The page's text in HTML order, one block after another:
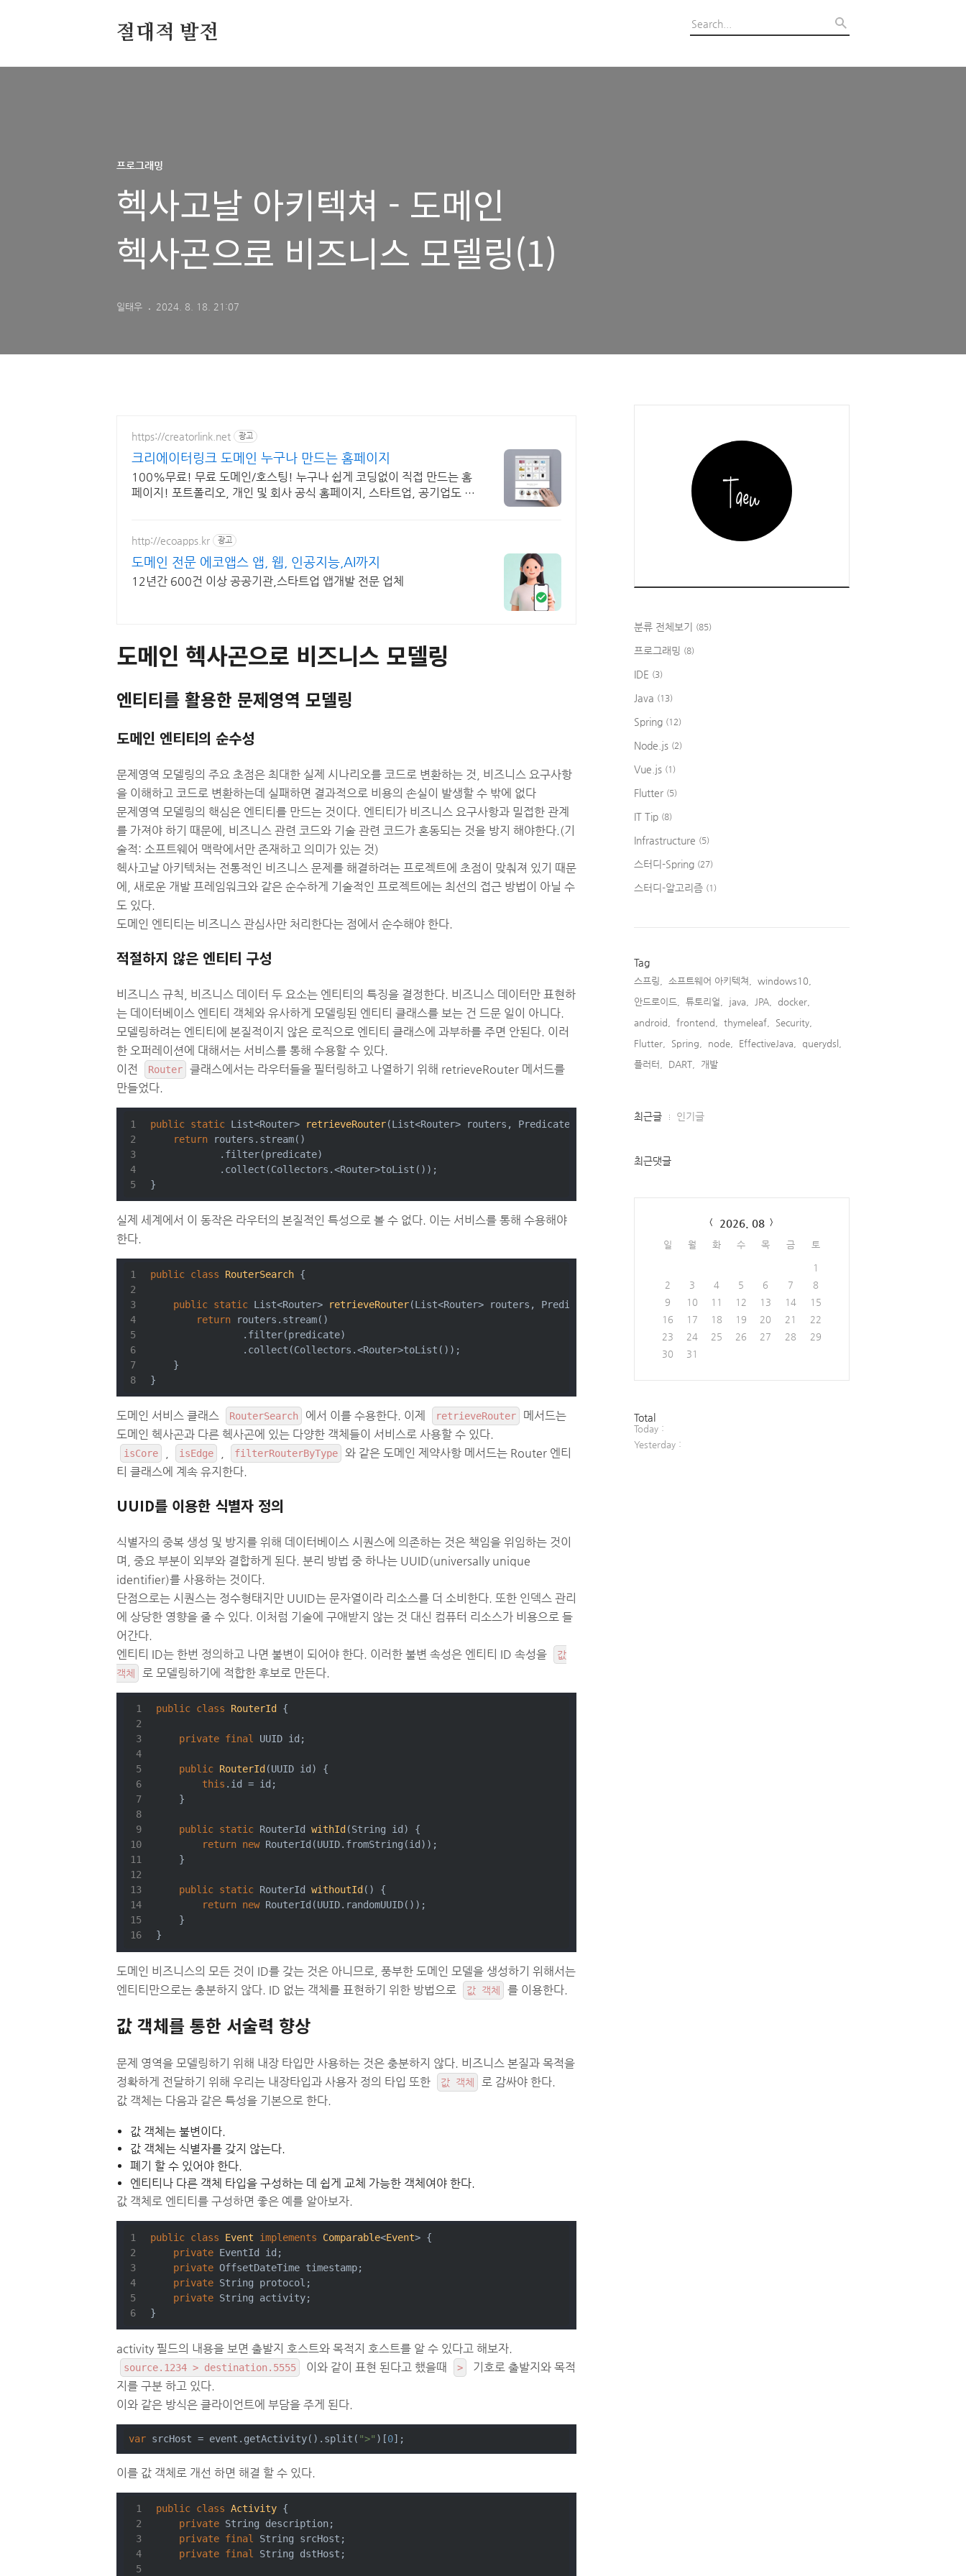
절대적 발전
프로그래밍
헥사고날 아키텍쳐 - 도메인
헥사곤으로 비즈니스 모델링(1)
일태우 2024. 8. 18. 21:07
https://creatorlink.net 광고
크리에이터링크 도메인 누구나 만드는 홈페이지
100%무료! 무료 도메인/호스팅! 누구나 쉽게 코딩없이 직접 만드는 홈
페이지! 포트폴리오, 개인 및 회사 공식 홈페이지, 스타트업, 공기업도 크
http://ecoapps.kr 광고
도메인 전문 에코앱스 앱, 웹, 인공지능,AI까지
12년간 600건 이상 공공기관,스타트업 앱개발 전문 업체
도메인 헥사곤으로 비즈니스 모델링
엔티티를 활용한 문제영역 모델링
도메인 엔티티의 순수성
문제영역 모델링의 주요 초점은 최대한 실제 시나리오를 코드로 변환하는 것, 비즈니스 요구사항
을 이해하고 코드로 변환하는데 실패하면 결과적으로 비용의 손실이 발생할 수 밖에 없다
문제영역 모델링의 핵심은 엔티티를 만드는 것이다. 엔티티가 비즈니스 요구사항과 밀접한 관계
를 가져야 하기 때문에, 비즈니스 관련 코드와 기술 관련 코드가 혼동되는 것을 방지 해야한다.(기
술적: 소프트웨어 맥락에서만 존재하고 의미가 있는 것)
헥사고날 아키텍처는 전통적인 비즈니스 문제를 해결하려는 프로젝트에 초점이 맞춰져 있기 때문
에, 새로운 개발 프레임워크와 같은 순수하게 기술적인 프로젝트에는 최선의 접근 방법이 아닐 수
도 있다.
도메인 엔티티는 비즈니스 관심사만 처리한다는 점에서 순수해야 한다.
적절하지 않은 엔티티 구성
비즈니스 규칙, 비즈니스 데이터 두 요소는 엔티티의 특징을 결정한다. 비즈니스 데이터만 표현하
는 데이터베이스 엔티티 객체와 유사하게 모델링된 엔티티 클래스를 보는 건 드문 일이 아니다.
모델링하려는 엔티티에 본질적이지 않은 로직으로 엔티티 클래스에 과부하를 주면 안된다. 이러
한 오퍼레이션에 대해서는 서비스를 통해 수용할 수 있다.
이전
Router
클래스에서는 라우터들을 필터링하고 나열하기 위해 retrieveRouter 메서드를
만들었다.
public static List<Router> retrieveRouter(List<Router> routers, Predicate<Router> predicate)
return routers.stream()
            .filter(predicate)
            .collect(Collectors.<Router>toList());
}
실제 세계에서 이 동작은 라우터의 본질적인 특성으로 볼 수 없다. 이는 서비스를 통해 수용해야
한다.
public class RouterSearch {
public static List<Router> retrieveRouter(List<Router> routers, Predicate<Router> predicate)
{
return routers.stream()
                .filter(predicate)
                .collect(Collectors.<Router>toList());
    }
}
도메인 서비스 클래스 RouterSearch 에서 이를 수용한다. 이제 retrieveRouter
메서드는
도메인 헥사곤과 다른 헥사곤에 있는 다양한 객체들이 서비스로 사용할 수 있다.
isCore isEdge filterRouterByType
와 같은 도메인 제약사항 메서드는 Router 엔티
티 클래스에 계속 유지한다.
UUID를 이용한 식별자 정의
식별자의 중복 생성 및 방지를 위해 데이터베이스 시퀀스에 의존하는 것은 책임을 위임하는 것이
며, 중요 부분이 외부와 결합하게 된다. 분리 방법 중 하나는 UUID(universally unique
identifier)를 사용하는 것이다.
단점으로는 시퀀스는 정수형태지만 UUID는 문자열이라 리소스를 더 소비한다. 또한 인덱스 관리
에 상당한 영향을 줄 수 있다. 이처럼 기술에 구애받지 않는 것 대신 컴퓨터 리소스가 비용으로 들
어간다.
엔티티 ID는 한번 정의하고 나면 불변이 되어야 한다. 이러한 불변 속성은 엔티티 ID 속성을
값
객체
로 모델링하기에 적합한 후보로 만든다.
public class RouterId {
private final UUID id;
public RouterId (UUID id)
{
this .id = id;
    }
public static RouterId withId (String id)
{
return new RouterId(UUID.fromString(id));
    }
public static RouterId withoutId ()
{
return new RouterId(UUID.randomUUID());
    }
}
도메인 비즈니스의 모든 것이 ID를 갖는 것은 아니므로, 풍부한 도메인 모델을 생성하기 위해서는
엔티티만으로는 충분하지 않다. ID 없는 객체를 표현하기 위한 방법으로
값 객체 를 이용한다.
값 객체를 통한 서술력 향상
문제 영역을 모델링하기 위해 내장 타입만 사용하는 것은 충분하지 않다. 비즈니스 본질과 목적을
정확하게 전달하기 위해 우리는 내장타입과 사용자 정의 타입 또한
값 객체
로 감싸야 한다.
값 객체는 다음과 같은 특성을 기본으로 한다.
값 객체는 불변이다.
값 객체는 식별자를 갖지 않는다.
폐기 할 수 있어야 한다.
엔티티나 다른 객체 타입을 구성하는 데 쉽게 교체 가능한 객체여야 한다.
값 객체로 엔티티를 구성하면 좋은 예를 알아보자.
public class Event implements Comparable<Event> {
private EventId id;
private OffsetDateTime timestamp;
private String protocol;
private String activity;
}
activity 필드의 내용을 보면 출발지 호스트와 목적지 호스트를 알 수 있다고 해보자.
source.1234 > destination.5555 이와 같이 표현 된다고 했을때 >
기호로 출발지와 목적
지를 구분 하고 있다.
이와 같은 방식은 클라이언트에 부담을 주게 된다.
var srcHost = event.getActivity().split( ">" )[0];
이를 값 객체로 개선 하면 해결 할 수 있다.
public class Activity {
private String description;
private final String srcHost;
private final String dstHost;
분류 전체보기 (85)
프로그래밍 (8)
IDE (3)
Java (13)
Spring (12)
Node.js (2)
Vue.js (1)
Flutter (5)
IT Tip (8)
Infrastructure (5)
스터디-Spring (27)
스터디-알고리즘 (1)
Tag
스프링, 소프트웨어 아키텍쳐,
windows10,
안드로이드,
튜토리얼, java, JPA,
docker,
android,
frontend, thymeleaf,
Security,
Flutter,
Spring, node, EffectiveJava,
querydsl,
플러터,
DART, 개발,
최
인
최근글 인기글
최근댓글
2026. 08
일 월 화 수 목 금 토
1
2
3 4 5 6 7
8
9
10 11 12 13 14
15
16
17 18 19 20 21
22
23
24 25 26 27 28
29
30
31
방
문
자
수
Total
Today :
Yesterday :